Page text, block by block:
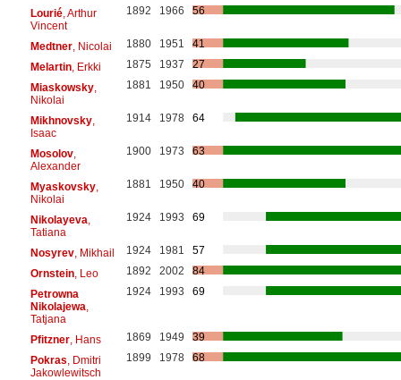
Lourié, Arthur
Vincent
1892 1966 56
Medtner, Nicolai 1880 1951
41
Melartin, Erkki 1875 1937
27
Miaskowsky,
Nikolai
1881 1950 40
Mikhnovsky,
Isaac
1914 1978 64
Mosolov,
Alexander
1900 1973 63
Myaskovsky,
Nikolai
1881 1950 40
Nikolayeva
Tatiana
1924 1993 69
Nosyrev, Mikhail 1924 1981
57
Ornstein, Leo 1892 2002
84
Petrowna
Nikolajewa
Tatjana
1924 1993 69
Pfitzner, Hans 1869 1949
39
Pokras , Dmitri
Jakowlewitsch
1899 1978 68